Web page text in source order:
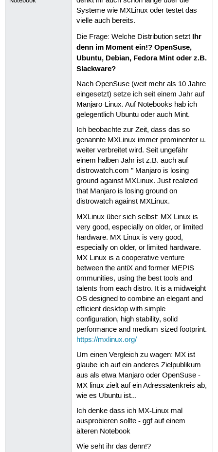
Systeme wie MXLinux oder testet das
vielle auch bereits.
Die Frage: Welche Distribution setzt Ihr
denn im Moment ein!? OpenSuse,
Ubuntu, Debian, Fedora Mint oder z.B.
Slackware?
Nach OpenSuse (weit mehr als 10 Jahre
eingesetzt) setze ich seit einem Jahr auf
Manjaro-Linux. Auf Notebooks hab ich
gelegentlich Ubuntu oder auch Mint.
Ich beobachte zur Zeit, dass das so
genannte MXLinux immer prominenter u.
weiter verbreitet wird. Seit ungefähr
einem halben Jahr ist z.B. auch auf
distrowatch.com " Manjaro is losing
ground against MXLinux. Just realized
that Manjaro is losing ground on
distrowatch against MXLinux.
MXLinux über sich selbst: MX Linux is
very good, especially on older, or limited
hardware. MX Linux is very good,
especially on older, or limited hardware.
MX Linux is a cooperative venture
between the antiX and former MEPIS
ommunities, using the best tools and
talents from each distro. It is a midweight
OS designed to combine an elegant and
efficient desktop with simple
configuration, high stability, solid
performance and medium-sized footprint.
https://mxlinux.org/
Um einen Vergleich zu wagen: MX ist
glaube ich auf ein anderes Zielpublikum
aus als etwa Manjaro oder OpenSuse -
MX linux zielt auf ein Adressatenkreis ab,
wie es Ubuntu ist...
Ich denke dass ich MX-Linux mal
ausprobieren sollte - ggf auf einem
älteren Notebook
Wie seht ihr das denn!?